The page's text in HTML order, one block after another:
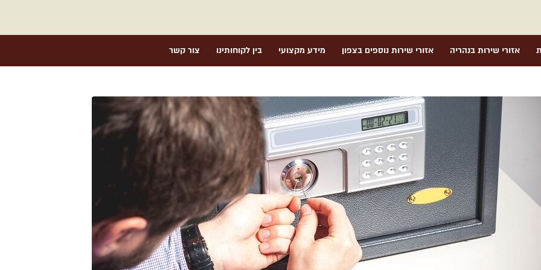
אזורי שירות בנהריה אזורי שירות נוספים בצפון מידע מקצועי בין לקוחותינו צור קשר